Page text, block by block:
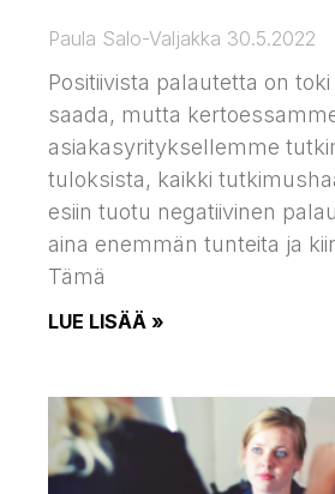
Paula Salo-Valjakka 30.5.2022
Positiivista palautetta on toki
saada, mutta
asiakasyrityksellemme
tuloksista, kaikki
esiin tuotu negatiivinen
aina enemmän tunteita ja
Tämä
LUE LISÄÄ »